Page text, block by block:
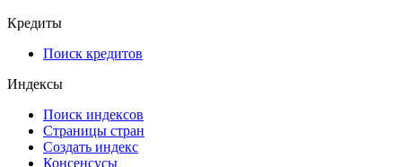
API and Data Feed
API каталог
Кредиты
Поиск кредитов
Индексы